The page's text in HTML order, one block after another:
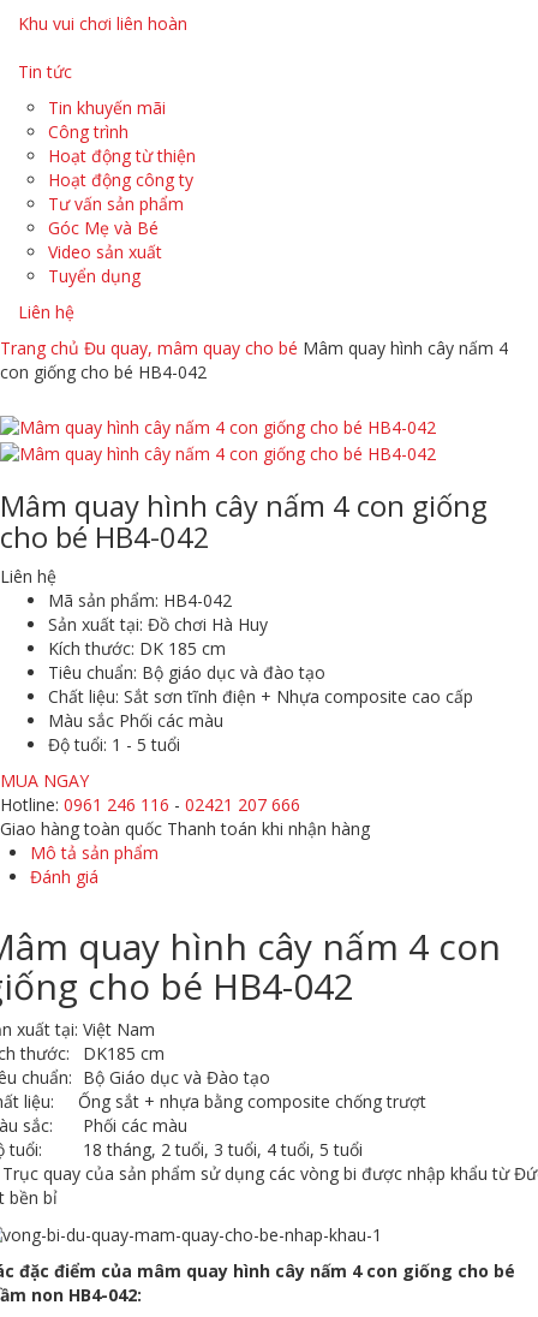
Khu vui chơi liên hoàn
Tin tức
Tin khuyến mãi
Công trình
Hoạt động từ thiện
Hoạt động công ty
Tư vấn sản phẩm
Góc Mẹ và Bé
Video sản xuất
Tuyển dụng
Liên hệ
Trang chủ Đu quay, mâm quay cho bé Mâm quay hình cây nấm 4
con giống cho bé HB4-042
Mâm quay hình cây nấm 4 con giống
cho bé HB4-042
Liên hệ
Mã sản phẩm: HB4-042
Sản xuất tại: Đồ chơi Hà Huy
Kích thước: DK 185 cm
Tiêu chuẩn: Bộ giáo dục và đào tạo
Chất liệu: Sắt sơn tĩnh điện + Nhựa composite cao cấp
Màu sắc Phối các màu
Độ tuổi: 1 - 5 tuổi
MUA NGAY
Hotline: 0961 246 116 - 02421 207 666
Giao hàng toàn quốc Thanh toán khi nhận hàng
Mô tả sản phẩm
Đánh giá
quay hình cây nấm 4 con
cho bé HB4-042
xuất tại: Việt Nam
thước:
DK185 cm
chuẩn: Bộ Giáo dục và Đào tạo
liệu:
Ống sắt + nhựa bằng composite chống trượt
sắc:
Phối các màu
tuổi:
18 tháng, 2 tuổi, 3 tuổi, 4 tuổi, 5 tuổi
quay của sản phẩm sử dụng các vòng bi được nhập khẩu từ
bền bỉ
đặc điểm của mâm quay hình cây nấm 4 con giống cho bé
non HB4-042: